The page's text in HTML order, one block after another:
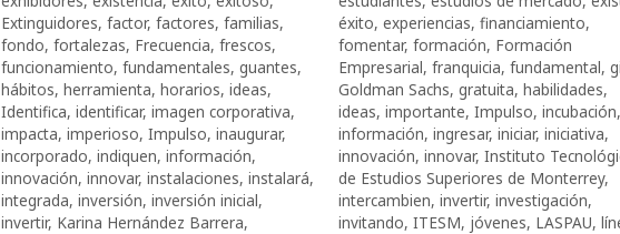
Extinguidores, factor, factores, familias,
fondo, fortalezas, Frecuencia, frescos,
funcionamiento, fundamentales, guantes,
há­bi­tos, herramienta, horarios, ideas,
Identifica, identificar, imagen corporativa,
impacta, imperioso, Impulso, inaugurar,
incorporado, indiquen, información,
innovación, innovar, instalaciones, instalará,
integrada, inversión, inversión inicial,
invertir, Karina Hernández Barrera,
éxito, experiencias, financiamiento,
fomentar, formación, Formación
Empresarial, franquicia, fundamental,
Goldman Sachs, gratuita, habilidades,
ideas, importante, Impulso, incubación,
información, ingresar, iniciar, iniciativa,
innovación, innovar, Instituto
de Estudios Superiores de Monterrey,
intercambien, invertir, investigación,
invitando, ITESM, jóvenes, LASPAU,